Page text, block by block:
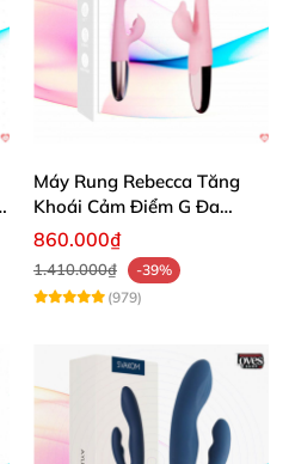
Máy Rung Rebecca Tăng
Khoái Cảm Điểm G Đa
Năng Siêu Mạnh
860.000₫
1.410.000₫
-39%
(979)